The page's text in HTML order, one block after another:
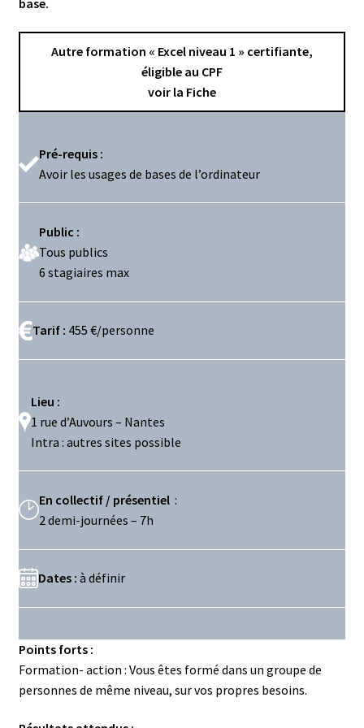
Autre formation « Excel niveau 1 » certifiante,
éligible au CPF
voir la Fiche
Pré-requis :
Avoir les usages de bases de l’ordinateur
Public :
Tous publics
6 stagiaires max
Tarif : 455 €/personne
Lieu :
1 rue d’Auvours – Nantes
Intra : autres sites possible
En collectif / présentiel :
2 demi-journées – 7h
Dates : à définir
Points forts :
Formation- action : Vous êtes formé dans un groupe de
personnes de même niveau, sur vos propres besoins.